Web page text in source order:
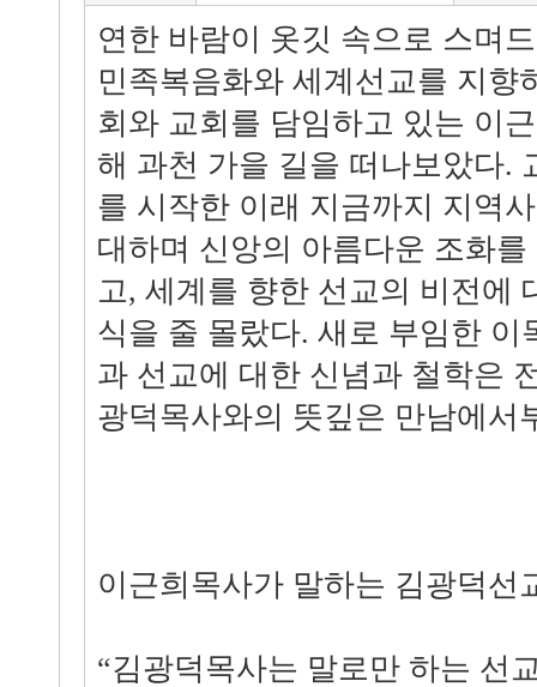
연한 바람이 옷깃 속으로 스며
민족복음화와 세계선교를 지향
회와 교회를 담임하고 있는 이
해 과천 가을 길을 떠나보았다.
를 시작한 이래 지금까지 지역
대하며 신앙의 아름다운 조화
고, 세계를 향한 선교의 비전에
식을 줄 몰랐다. 새로 부임한 이
과 선교에 대한 신념과 철학은
광덕목사와의 뜻깊은 만남에서
이근희목사가 말하는 김광덕선
“김광덕목사는 말로만 하는 선